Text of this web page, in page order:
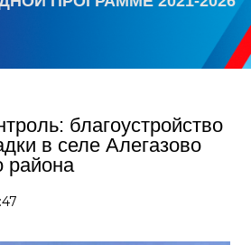
благоустройство
в селе Алегазово
района